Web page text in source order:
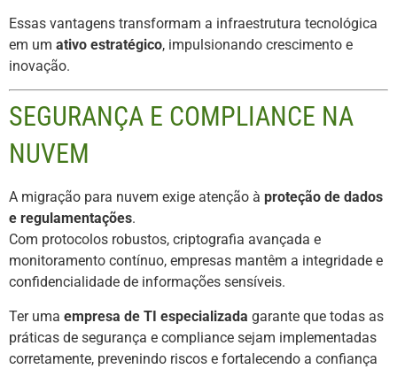
Essas vantagens transformam a infraestrutura tecnológica
em um ativo estratégico, impulsionando crescimento e
inovação.
SEGURANÇA E COMPLIANCE NA
NUVEM
A migração para nuvem exige atenção à proteção de dados
e regulamentações.
Com protocolos robustos, criptografia avançada e
monitoramento contínuo, empresas mantêm a integridade e
confidencialidade de informações sensíveis.
Ter uma empresa de TI especializada garante que todas as
práticas de segurança e compliance sejam implementadas
corretamente, prevenindo riscos e fortalecendo a confiança